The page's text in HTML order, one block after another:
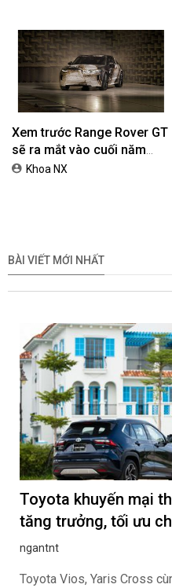
Xem trước Range Rover GT
sẽ ra mắt vào cuối năm
2026Khoa NX
BÀI VIẾT MỚI NHẤT
Toyota khuyến mại
tăng trưởng, tối ưu
ngantnt
Toyota Vios, Yaris Cross